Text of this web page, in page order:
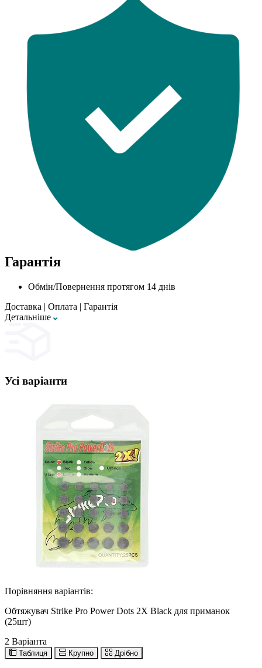
Гарантія
Обмін/Повернення протягом 14 днів
Доставка | Оплата | Гарантія
Детальнiше
Усі варіанти
Порівняння варіантів:
Обтяжувач Strike Pro Power Dots 2X Black для приманок
(25шт)
2 Варіанта
Таблиця Крупно Дрібно